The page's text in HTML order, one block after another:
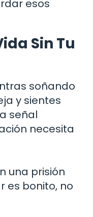
esos
Sin Tu
soñando
y sientes
señal
necesita
una prisión
es bonito, no